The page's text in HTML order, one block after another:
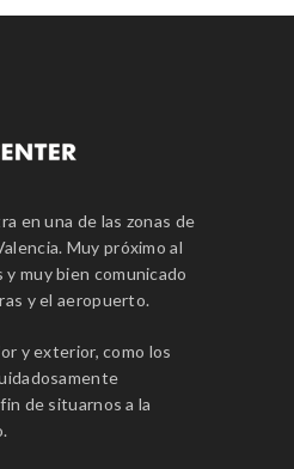
en una de las zonas de
Muy próximo al
muy bien comunicado
y el aeropuerto.
y exterior, como los
de situarnos a la